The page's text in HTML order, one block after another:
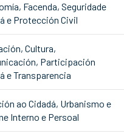
Facenda, Seguridade
e Protección Civil
Cultura,
Participación
e Transparencia
ao Cidadá, Urbanismo e
Interno e Persoal